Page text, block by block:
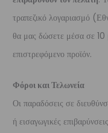
τραπεζικό λογαριασμό
θα μας δώσετε μέσα σε
επιστρεφόμενο προϊόν.
Φόροι και Τελωνεία
Οι παραδόσεις σε
ή εισαγωγικές